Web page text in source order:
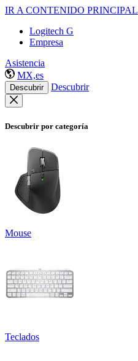
IR A CONTENIDO PRINCIPAL
Logitech G
Empresa
Asistencia
MX,es
Descubrir Descubrir
Descubrir por categoría
Mouse
Teclados